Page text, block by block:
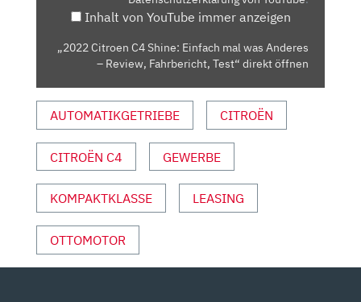
ANDERES
TEST“
VON
ANZEIGEN
Inhalt von YouTube immer anzeigen
„2022 Citroen C4 Shine: Einfach mal was Anderes
– Review, Fahrbericht, Test“ direkt öffnen
AUTOMATIKGETRIEBE CITROËN
CITROËN C4 GEWERBE
KOMPAKTKLASSE LEASING
OTTOMOTOR